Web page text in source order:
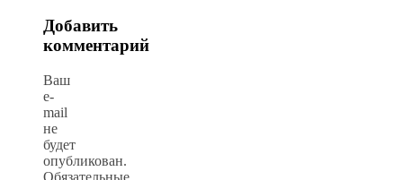
Добавить
комментарий
Ваш
e-
mail
не
будет
опубликован.
Обязательные